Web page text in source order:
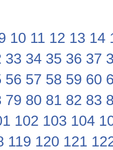
10 11 12 13 14
33 34 35 36 37
56 57 58 59 60
79 80 81 82 83
102 103 104
119 120 121